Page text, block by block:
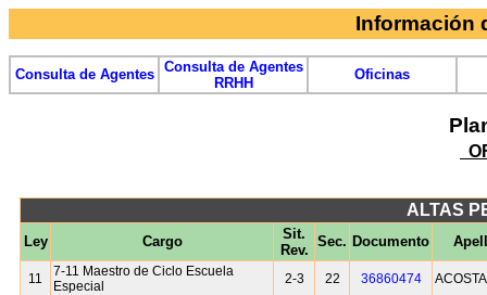
Información
Consulta de Agentes
Consulta de Agentes
RRHH
Oficinas
ALTAS
Ley Cargo
Sit.
Rev.
Sec. Documento
11
7-11 Maestro de Ciclo Escuela
Especial
2-3 22 36860474